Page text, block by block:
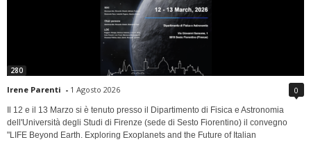
280
Irene Parenti - 1 Agosto 2026 0
Il 12 e il 13 Marzo si è tenuto presso il Dipartimento di Fisica e Astronomia
dell'Università degli Studi di Firenze (sede di Sesto Fiorentino) il convegno
"LIFE Beyond Earth. Exploring Exoplanets and the Future of Italian